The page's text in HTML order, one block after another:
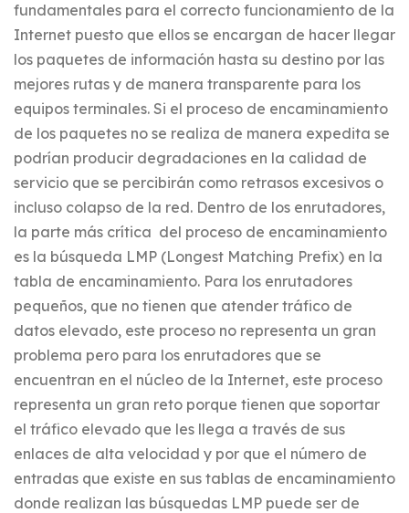
fundamentales para el correcto funcionamiento de la
Internet puesto que ellos se encargan de hacer llegar
los paquetes de información hasta su destino por las
mejores rutas y de manera transparente para los
equipos terminales. Si el proceso de encaminamiento
de los paquetes no se realiza de manera expedita se
podrían producir degradaciones en la calidad de
servicio que se percibirán como retrasos excesivos o
incluso colapso de la red. Dentro de los enrutadores,
la parte más crítica del proceso de encaminamiento
es la búsqueda LMP (Longest Matching Prefix) en la
tabla de encaminamiento. Para los enrutadores
pequeños, que no tienen que atender tráfico de
datos elevado, este proceso no representa un gran
problema pero para los enrutadores que se
encuentran en el núcleo de la Internet, este proceso
representa un gran reto porque tienen que soportar
el tráfico elevado que les llega a través de sus
enlaces de alta velocidad y por que el número de
entradas que existe en sus tablas de encaminamiento
donde realizan las búsquedas LMP puede ser de